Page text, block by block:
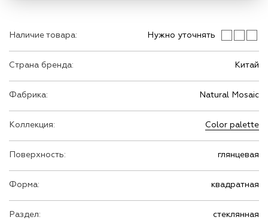
Наличие товара: Нужно уточнять
Страна бренда: Китай
Фабрика: Natural Mosaic
Коллекция: Color palette
Поверхность: глянцевая
Форма: квадратная
Раздел: стеклянная